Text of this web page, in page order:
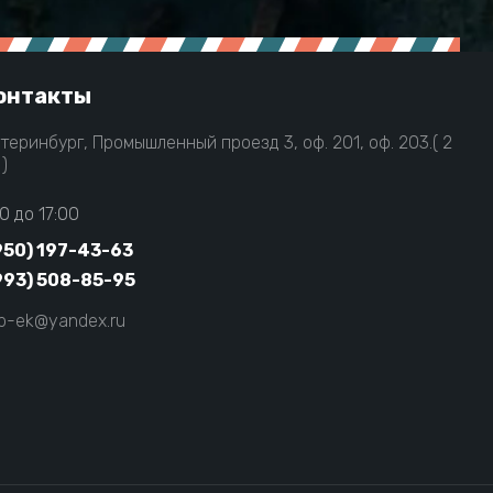
Промышленный проезд 3, оф. 201, оф. 203.( 2
до 17:00
197-43-63
508-85-95
ek@yandex.ru